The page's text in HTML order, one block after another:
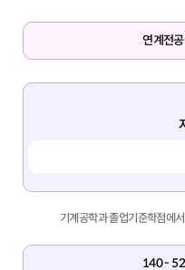
연계전
기계공학과 졸업기준학점에
140 -